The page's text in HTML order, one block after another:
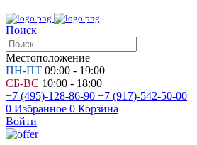
Поиск
Местоположение
ПН-ПТ 09:00 - 19:00
СБ-ВС 10:00 - 18:00
+7 (495)-128-86-90 +7 (917)-542-50-00
0 Избранное 0 Корзина
Войти